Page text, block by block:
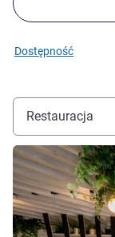
Dostępność
Restauracja
Pokaż szczegóły